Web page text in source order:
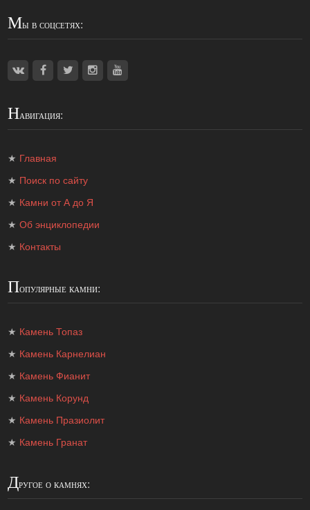
Мы в соцсетях:
Навигация:
★ Главная
★ Поиск по сайту
★ Камни от А до Я
★Об энциклопедии
★ Контакты
Популярные камни:
★ Камень Топаз
★ Камень Карнелиан
★ Камень Фианит
★ Камень Корунд
★ Камень Празиолит
★ Камень Гранат
Другое о камнях: